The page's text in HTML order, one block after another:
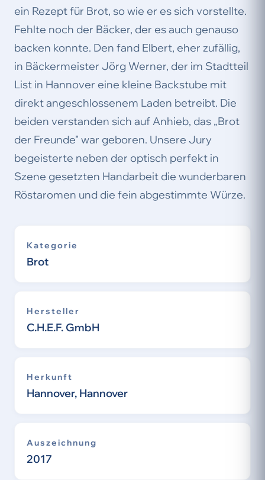
ein Rezept für Brot, so wie er es sich vorstellte.
Fehlte noch der Bäcker, der es auch genauso
backen konnte. Den fand Elbert, eher zufällig,
in Bäckermeister Jörg Werner, der im Stadtteil
List in Hannover eine kleine Backstube mit
direkt angeschlossenem Laden betreibt. Die
beiden verstanden sich auf Anhieb, das „Brot
der Freunde" war geboren. Unsere Jury
begeisterte neben der optisch perfekt in
Szene gesetzten Handarbeit die wunderbaren
Röstaromen und die fein abgestimmte Würze.
Kategorie
Brot
Hersteller
C.H.E.F. GmbH
Herkunft
Hannover, Hannover
Auszeichnung
2017